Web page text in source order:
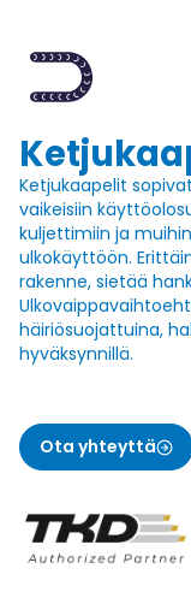
Ketjukaapelit
vaikeisiin
kuljettimiin ja
ulkokäyttöön.
rakenne, sietää
häiriösuojattuina,
hyväksynnillä.
Ota yhteyttä